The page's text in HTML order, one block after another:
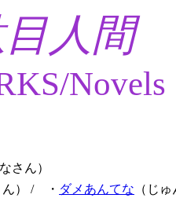
人間
Novels
さん）
） / ・ ダメあんてな （じ